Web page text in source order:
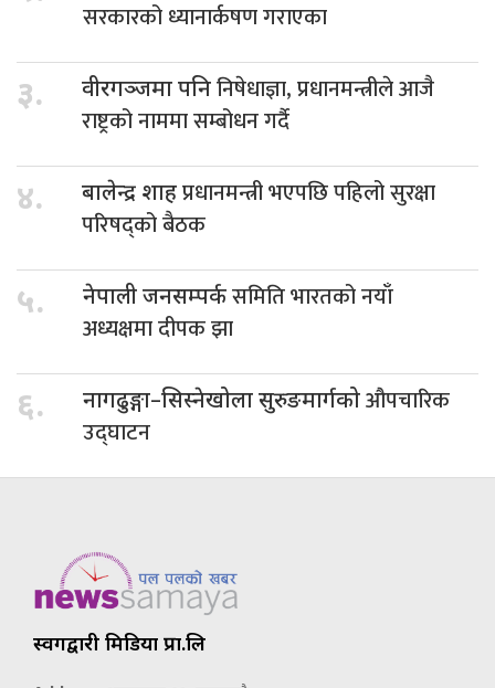
सरकारको ध्यानार्कषण गराएका
३. वीरगञ्जमा पनिनिषेधाज्ञा, प्रधानमन्त्रीले आजै
राष्ट्रको नाममा सम्बोधन गर्दै
४. बालेन्द्र शाहप्रधानमन्त्री भएपछि पहिलो सुरक्षा
परिषद्को बैठक
५. नेपाली जनसम्पर्कसमिति भारतको नयाँ
अध्यक्षमा दीपक झा
६. नागढुङ्गा–सिस्नेखोला सुरुङमार्गकोऔपचारिक
उद्घाटन
स्वर्गद्वारी मिडिया प्रा.लि